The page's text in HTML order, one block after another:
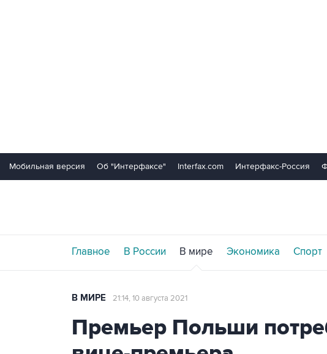
Мобильная версия Об "Интерфаксе" Interfax.com Интерфакс-Россия
Главное В России В мире Экономика Спорт
В МИРЕ 21:14, 10 августа 2021
Премьер Польши